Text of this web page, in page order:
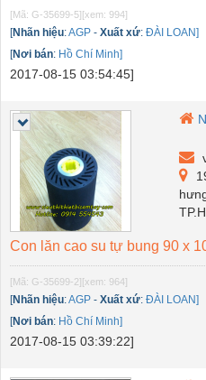
[Mã: G-35699-5][xem: 994]
[Nhãn hiệu:AGP - Xuất xứ: ĐÀI LOAN]
[Nơi bán: Hồ Chí Minh]
2017-08-15 03:54:45]
Con lăn cao su tự bung 90 x
[Mã: G-35699-2][xem: 964]
[Nhãn hiệu:AGP - Xuất xứ: ĐÀI LOAN]
[Nơi bán: Hồ Chí Minh]
2017-08-15 03:39:22]